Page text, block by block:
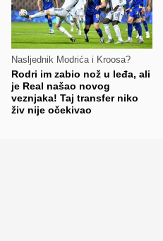
Nasljednik Modrića i Kroosa?
Rodri im zabio nož u leđa, ali
je Real našao novog
veznjaka! Taj transfer niko
živ nije očekivao